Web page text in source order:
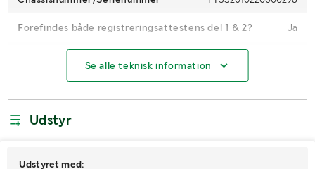
Forefindes både registreringsattestens del 1 & 2? Ja
Registreringsafgift
Se alle teknisk information
Udstyr
Udstyret med: